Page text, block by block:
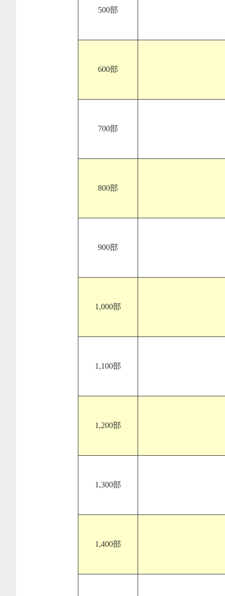
500部
600部
700部
800部
900部
1,000部
1,100部
1,200部
1,300部
1,400部